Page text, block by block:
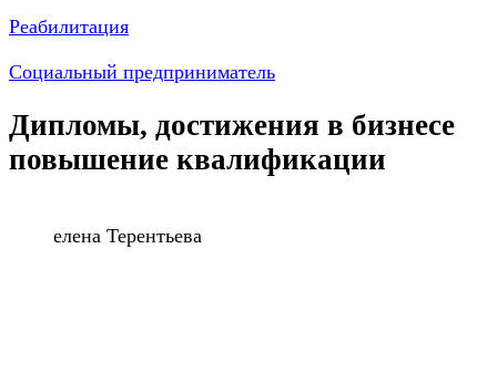
Реабилитация
Социальный предприниматель
Дипломы, достижения в бизнесе
повышение квалификации
елена Терентьева